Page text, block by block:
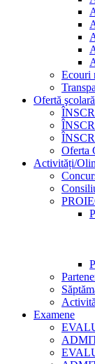
Ecouri
Ofertă şcolară
Oferta
Activități/
Examene